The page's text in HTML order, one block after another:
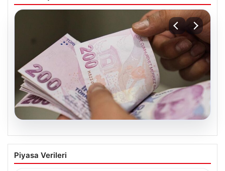
05.08.2026
2026 Kurban Bayramı Emekli
İkramiyeleri Ne Zaman Ödenecek?
Piyasa Verileri